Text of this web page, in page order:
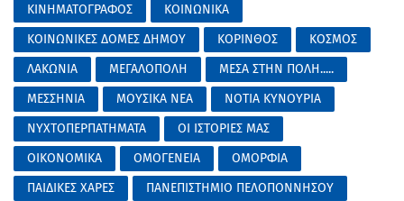
ΚΙΝΗΜΑΤΟΓΡΑΦΟΣ
ΚΟΙΝΩΝΙΚΑ
ΚΟΙΝΩΝΙΚΕΣ ΔΟΜΕΣ ΔΗΜΟΥ
ΚΟΡΙΝΘΟΣ
ΚΟΣΜΟΣ
ΛΑΚΩΝΙΑ
ΜΕΓΑΛΟΠΟΛΗ
ΜΕΣΑ ΣΤΗΝ ΠΟΛΗ.....
ΜΕΣΣΗΝΙΑ
ΜΟΥΣΙΚΑ ΝΕΑ
ΝΟΤΙΑ ΚΥΝΟΥΡΙΑ
ΝΥΧΤΟΠΕΡΠΑΤΗΜΑΤΑ
ΟΙ ΙΣΤΟΡΙΕΣ ΜΑΣ
ΟΙΚΟΝΟΜΙΚΑ
ΟΜΟΓΕΝΕΙΑ
ΟΜΟΡΦΙΑ
ΠΑΙΔΙΚΕΣ ΧΑΡΕΣ
ΠΑΝΕΠΙΣΤΗΜΙΟ ΠΕΛΟΠΟΝΝΗΣΟΥ